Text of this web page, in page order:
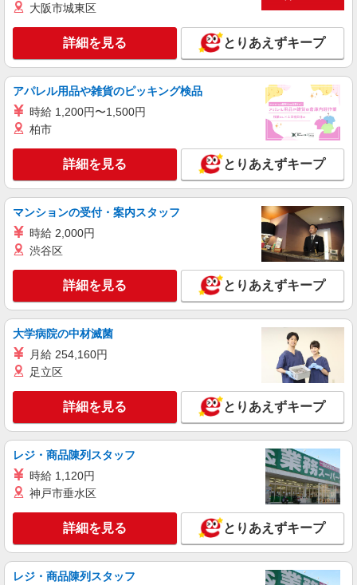
愛知県名古屋市中村区／最寄駅：名古屋駅 ●
名駅スグ！名鉄・近鉄・桜通線・あおなみ線から
のアクセスも♪
キープ 詳細を見る
派遣社員
パーソルテンプスタッフ株式会社 名古屋コーディネートセンタ
＜公共も車もOK＞慣れたらルーチン♪マンショ
ン関連かんたんサポート事務♪
時給1450円 ●月収例：213,150円（時給1450円
×7時間×21日）
愛知県名古屋市中村区／最寄駅：高畑駅、八田
（名古屋市営）駅 ●車通勤OK・無料駐車場あ
り ●自転車通勤OK ≪車通勤可≫ 【無料駐車
場あり】駐車場はすぐ近くです♪
キープ 詳細を見る
派遣社員
パーソルテンプスタッフ株式会社 名古屋コーディネートセンタ
ー/26-0601844
＜駅1分＞17時15分定時ピタっ♪コミュ活かし
時給1500円
愛知県名古屋市中村区／最寄駅：亀島駅、栄生
亀島駅からは約90歩！
キープ 詳細を見る
パーソルテンプスタッフ株式会社 名古屋コーディネートセンタ
ー/26-0628122
10月スタート×増員［時短OK☆］動きのある
事務のお仕事 ＠名古屋駅
大阪市城東区
詳細を見る とりあえずキープ
アパレル用品や雑貨のピッキング検品
時給 1,200円〜1,500円
柏市
詳細を見る とりあえずキープ
マンションの受付・案内スタッフ
時給 2,000円
渋谷区
詳細を見る とりあえずキープ
大学病院の中材滅菌
月給 254,160円
足立区
詳細を見る とりあえずキープ
レジ・商品陳列スタッフ
時給 1,120円
神戸市垂水区
詳細を見る とりあえずキープ
レジ・商品陳列スタッフ